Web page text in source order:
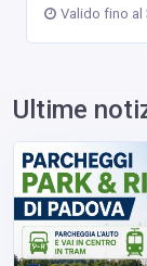
Valido fino al
Ultime